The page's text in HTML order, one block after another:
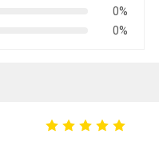
0%
0%